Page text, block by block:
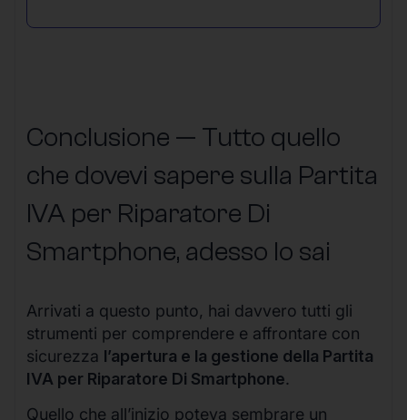
Conclusione — Tutto quello
che dovevi sapere sulla Partita
IVA per Riparatore Di
Smartphone, adesso lo sai
Arrivati a questo punto, hai davvero tutti gli
strumenti per comprendere e affrontare con
sicurezza l’apertura e la gestione della Partita
IVA per Riparatore Di Smartphone.
Quello che all’inizio poteva sembrare un